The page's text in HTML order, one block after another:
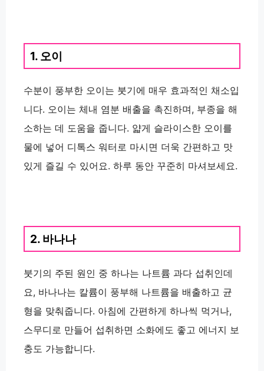
1. 오이
수분이 풍부한 오이는 붓기에 매우 효과적인 채소입
니다. 오이는 체내 염분 배출을 촉진하며, 부종을 해
소하는 데 도움을 줍니다. 얇게 슬라이스한 오이를
물에 넣어 디톡스 워터로 마시면 더욱 간편하고 맛
있게 즐길 수 있어요. 하루 동안 꾸준히 마셔보세요.
2. 바나나
붓기의 주된 원인 중 하나는 나트륨 과다 섭취인데
요, 바나나는 칼륨이 풍부해 나트륨을 배출하고 균
형을 맞춰줍니다. 아침에 간편하게 하나씩 먹거나,
스무디로 만들어 섭취하면 소화에도 좋고 에너지 보
충도 가능합니다.